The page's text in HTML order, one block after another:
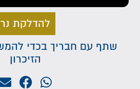
להדלקת נר
שתף עם חבריך בכדי
הזיכרון